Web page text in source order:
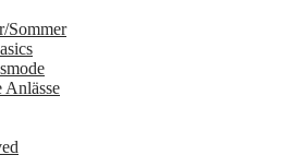
Sommer
Anlässe